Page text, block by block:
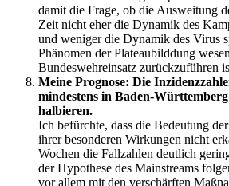
damit die Frage, ob die Ausweitung
Zeit nicht eher die Dynamik des
und weniger die Dynamik des Virus
Phänomen der Plateaubilddung
Bundeswehreinsatz zurückzuführen
Meine Prognose: Die
mindestens in Baden-
halbieren.
Ich befürchte, dass die Bedeutung
ihrer besonderen Wirkungen nicht
Wochen die Fallzahlen deutlich
der Hypothese des Mainstreams
vor allem mit den verschärften